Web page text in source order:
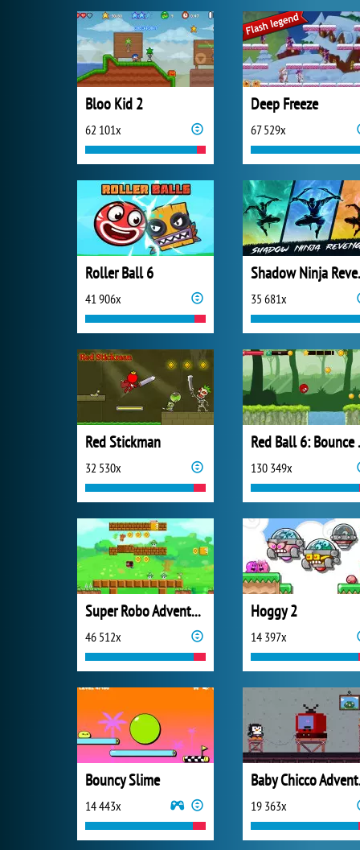
Bloo Kid 2
62 101x
Deep Freeze
67 529x
Roller Ball 6
41 906x 35 681x
Red Stickman
32 530x 130 349x
Super Robo Adventure
46 512x
Hoggy 2
14 397x
Bouncy Slime
14 443x 19 363x